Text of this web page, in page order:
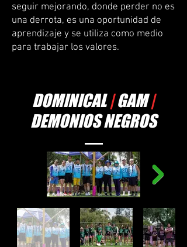
seguir mejorando, donde perder no es
una derrota, es una oportunidad de
aprendizaje y se utiliza como medio
para trabajar los valores.
DOMINICAL|GAM|
DEMONIOS NEGROS